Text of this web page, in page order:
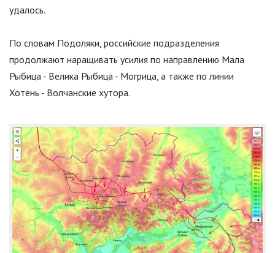
удалось.
По словам Подоляки, российские подразделения
продолжают наращивать усилия по направлению Мала
Рыбица - Велика Рыбица - Могрица, а также по линии
Хотень - Волчанские хутора.